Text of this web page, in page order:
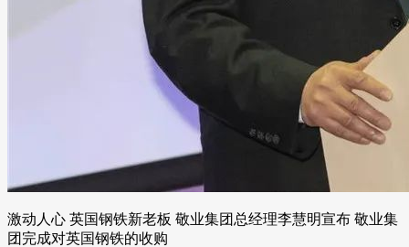
激动人心 英国钢铁新老板 敬业集团总经理李慧明宣布 敬业集
团完成对英国钢铁的收购